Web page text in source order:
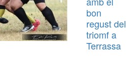
bon
regust del
triomf a
Terrassa